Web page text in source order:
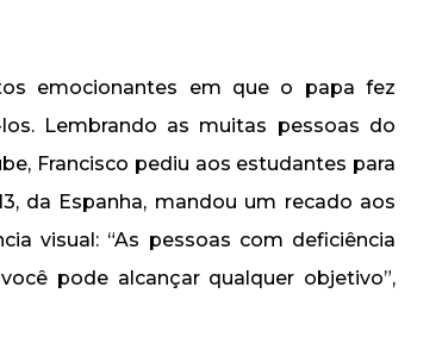
emocionantes em que o papa fez
Lembrando as muitas pessoas do
Francisco pediu aos estudantes para
da Espanha, mandou um recado aos
visual: “As pessoas com deficiência
pode alcançar qualquer objetivo”,